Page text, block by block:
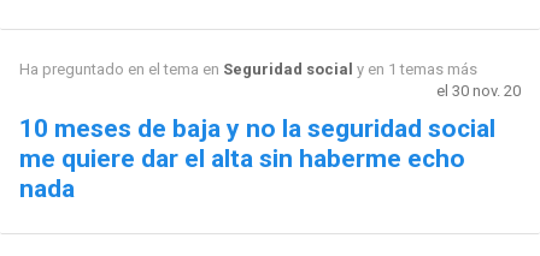
Ha preguntado en el tema en Seguridad social y en 1 temas más
el 30 nov. 20
10 meses de baja y no la seguridad social
me quiere dar el alta sin haberme echo
nada